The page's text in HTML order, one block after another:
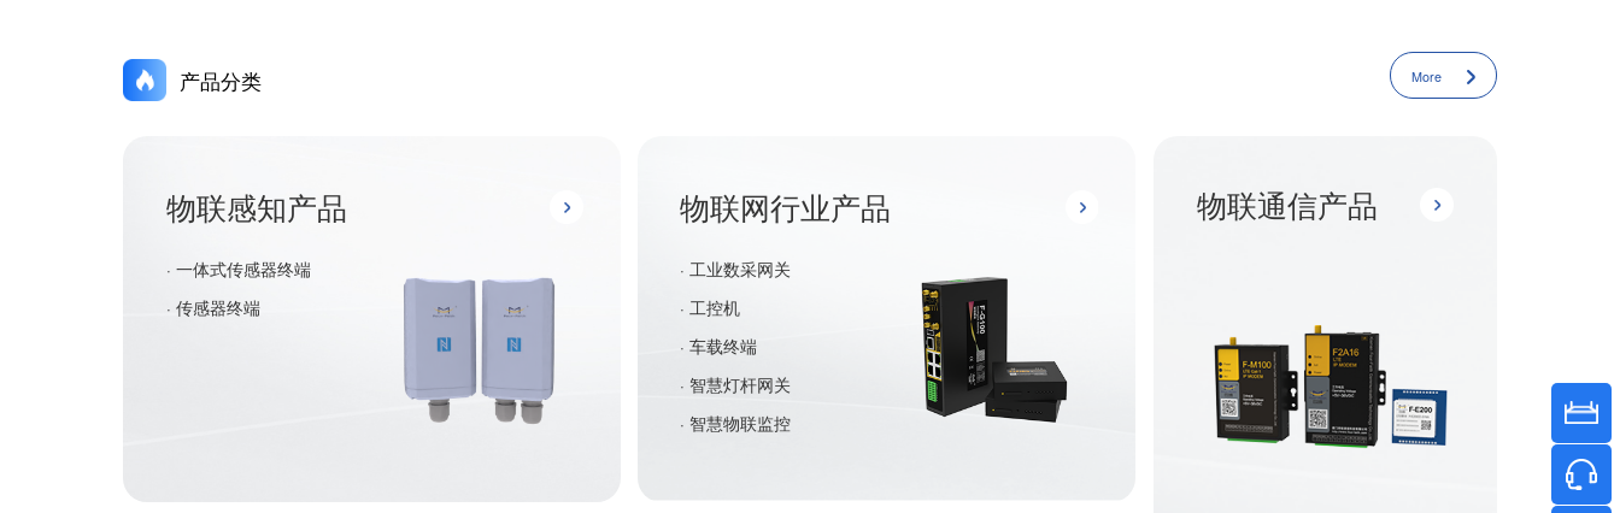
产品分类 More
物联感知产品
· 一体式传感器终端
· 传感器终端
物联网行业产品
· 工业数采网关
· 工控机
· 车载终端
· 智慧灯杆网关
· 智慧物联监控
物联通信产品